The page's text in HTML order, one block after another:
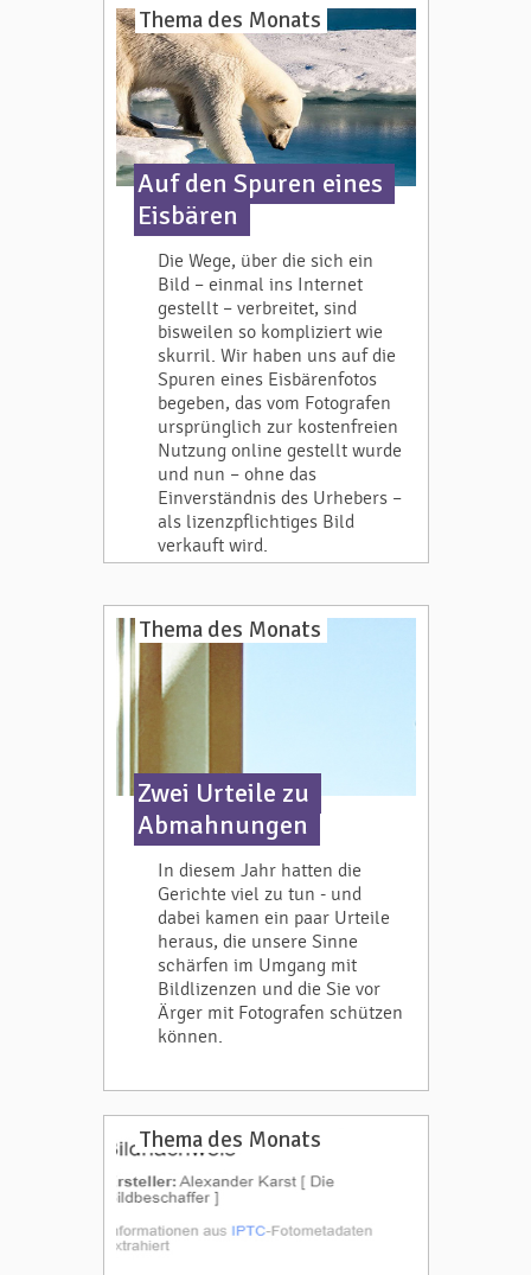
Thema des Monats
Auf den Spuren eines
Eisbären
Die Wege, über die sich ein
Bild – einmal ins Internet
gestellt – verbreitet, sind
bisweilen so kompliziert wie
skurril. Wir haben uns auf die
Spuren eines Eisbärenfotos
begeben, das vom Fotografen
ursprünglich zur kostenfreien
Nutzung online gestellt wurde
und nun – ohne das
Einverständnis des Urhebers –
als lizenzpflichtiges Bild
verkauft wird.
Thema des Monats
Zwei Urteile zu
Abmahnungen
In diesem Jahr hatten die
Gerichte viel zu tun - und
dabei kamen ein paar Urteile
heraus, die unsere Sinne
schärfen im Umgang mit
Bildlizenzen und die Sie vor
Ärger mit Fotografen schützen
können.
Thema des Monats